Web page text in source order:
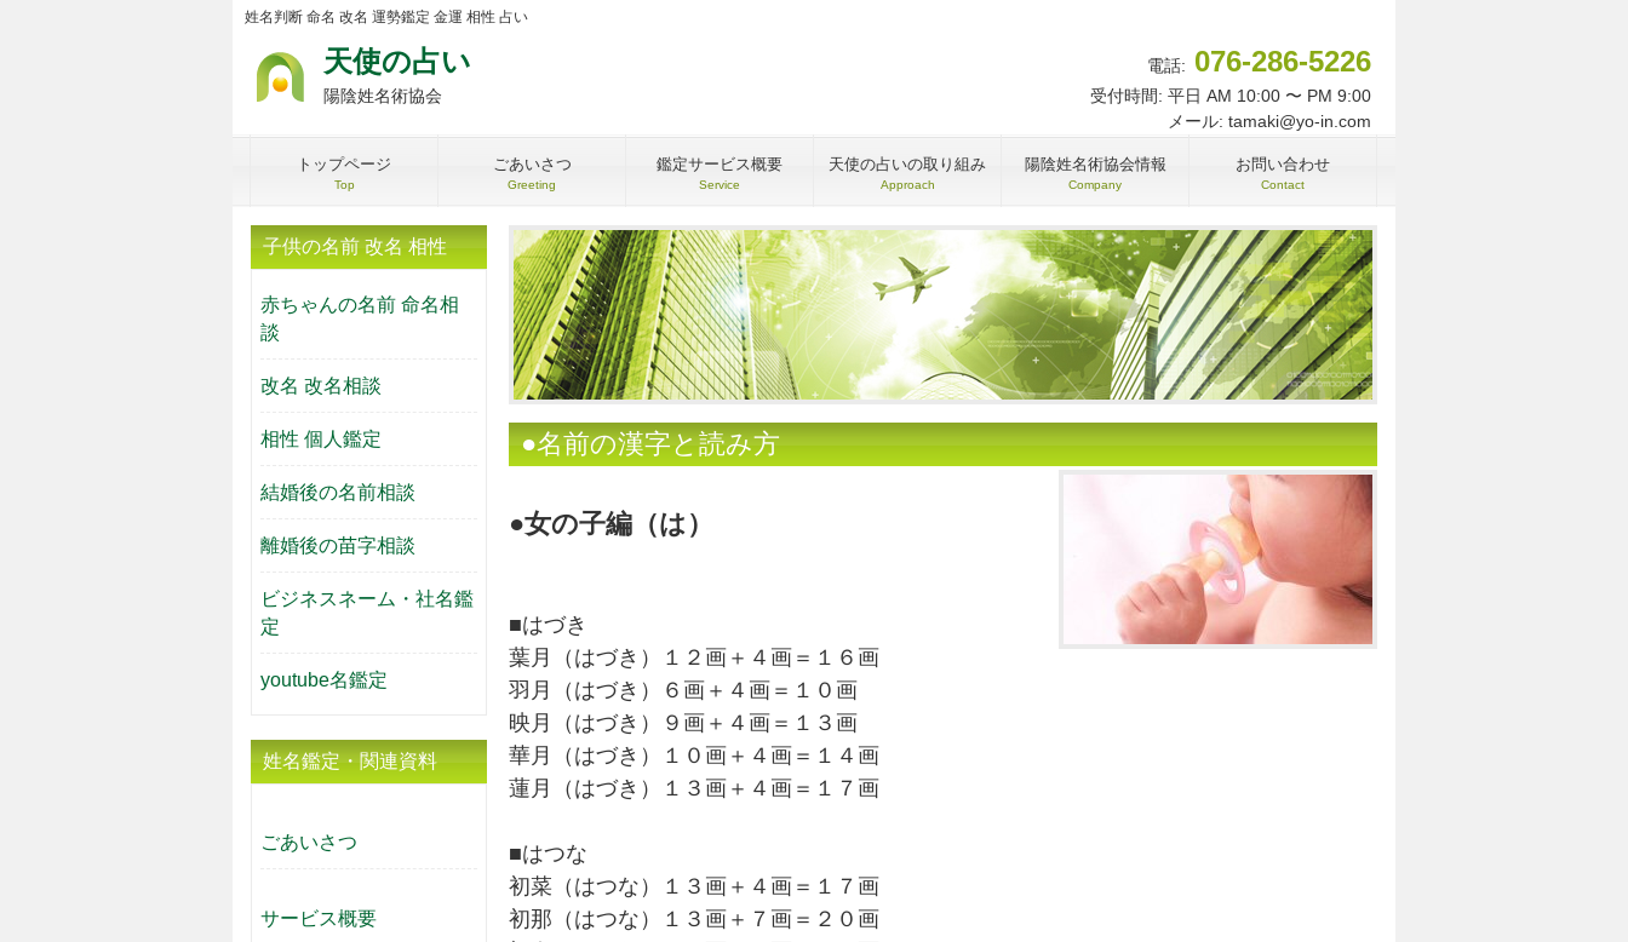
姓名判断 命名 改名 運勢鑑定 金運 相性 占い
天使の占い
陽陰姓名術協会
電話: 076-286-5226
受付時間: 平日 AM 10:00 〜 PM 9:00
メール: tamaki@yo-in.com
トップページ
Top
ごあいさつ
Greeting
鑑定サービス概要
Service
天使の占いの取り組み
Approach
陽陰姓名術協会情報
Company
お問い合わせ
Contact
●名前の漢字と読み方
●女の子編（は）
■はづき
葉月（はづき）１２画＋４画＝１６画
羽月（はづき）６画＋４画＝１０画
映月（はづき）９画＋４画＝１３画
華月（はづき）１０画＋４画＝１４画
蓮月（はづき）１３画＋４画＝１７画
■はつな
初菜（はつな）１３画＋４画＝１７画
初那（はつな）１３画＋７画＝２０画
子供の名前 改名 相性
赤ちゃんの名前 命名相
談
改名 改名相談
相性 個人鑑定
結婚後の名前相談
離婚後の苗字相談
ビジネスネーム・社名鑑
定
youtube名鑑定
姓名鑑定・関連資料
ごあいさつ
サービス概要